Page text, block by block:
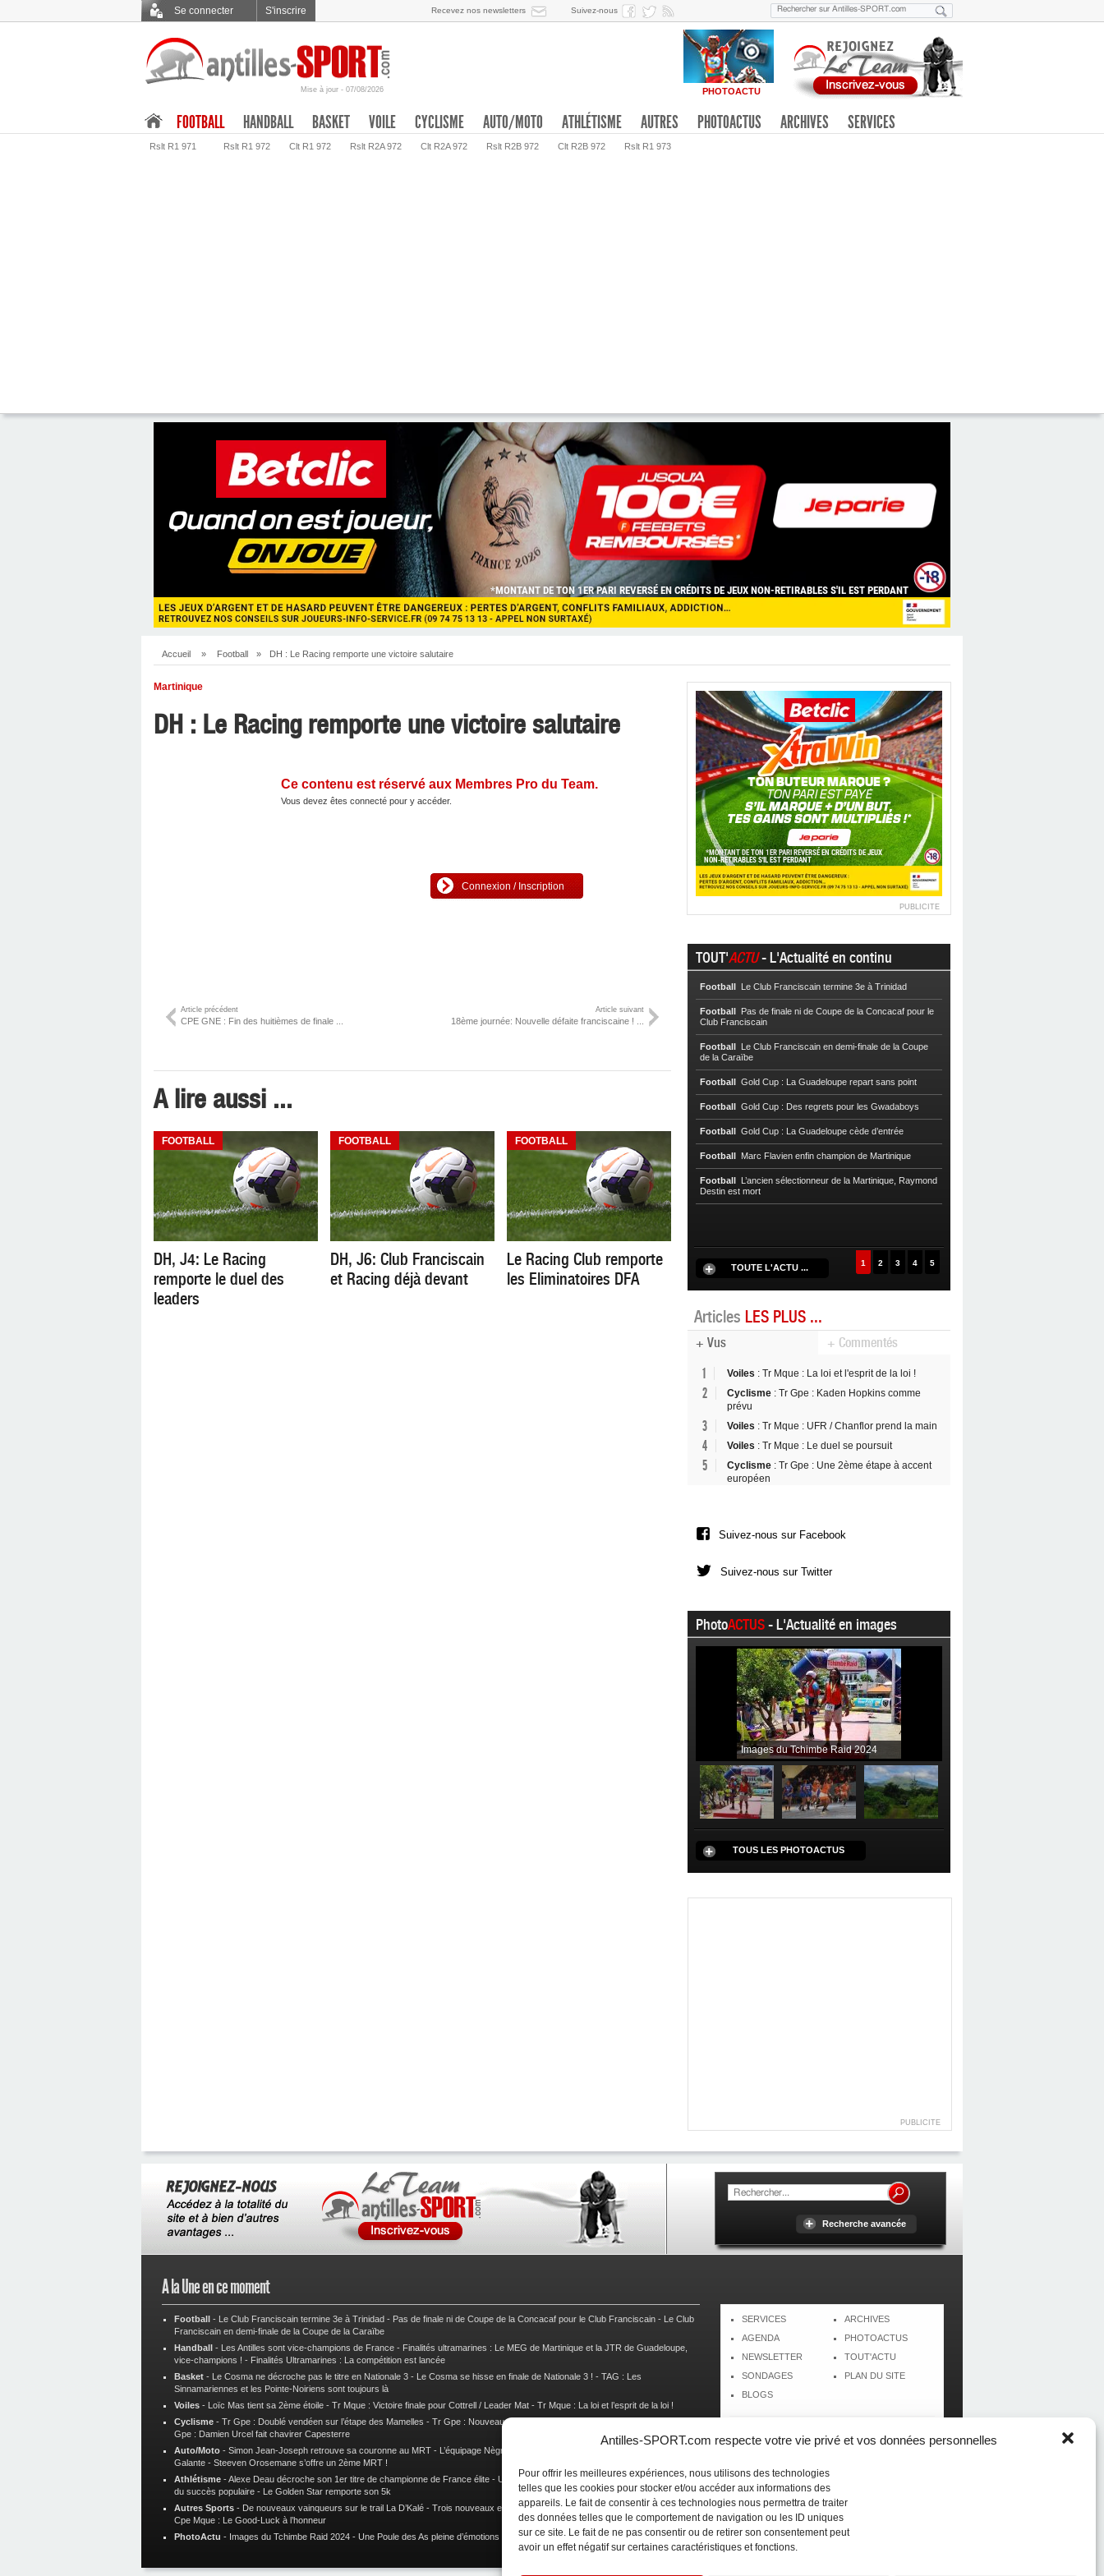
Antilles-SPORT.com respecte votre vie privé et vos données personnelles
Pour offrir les meilleures expériences, nous utilisons des technologies
telles que les cookies pour stocker et/ou accéder aux informations des
appareils. Le fait de consentir à ces technologies nous permettra de traiter
des données telles que le comportement de navigation ou les ID uniques
sur ce site. Le fait de ne pas consentir ou de retirer son consentement peut
avoir un effet négatif sur certaines caractéristiques et fonctions.
Se connecter S'inscrire Recevez nos newsletters Suivez-nous
Mise à jour - 07/08/2026 PHOTOACTU
FOOTBALL
Rslt R1 971 Rslt R1 972 Clt R1 972 Rslt R2A 972 Clt R2A 972 Rslt R2B 972 Clt R2B 972 Rslt R1 973
HANDBALL BASKET VOILE CYCLISME AUTO/MOTO ATHLÉTISME AUTRES PHOTOACTUS ARCHIVES SERVICES
Accueil » Football » DH : Le Racing remporte une victoire salutaire
Martinique
DH : Le Racing remporte une victoire salutaire
Ce contenu est réservé aux Membres Pro du Team.
Vous devez êtes connecté pour y accéder.
Connexion / Inscription
Article précédent
CPE GNE : Fin des huitièmes de finale ...
Article suivant
18ème journée: Nouvelle défaite franciscaine ! ...
A lire aussi ...
FOOTBALL
DH, J4: Le Racing
remporte le duel des
leaders
FOOTBALL
DH, J6: Club Franciscain
et Racing déjà devant
FOOTBALL
Le Racing Club remporte
les Eliminatoires DFA
PUBLICITE
TOUT'ACTU- L'Actualité en continu
Football Le Club Franciscain termine 3e à Trinidad
Football Pas de finale ni de Coupe de la Concacaf pour le
Club Franciscain
Football Le Club Franciscain en demi-finale de la Coupe
de la Caraïbe
Football Gold Cup : La Guadeloupe repart sans point
Football Gold Cup : Des regrets pour les Gwadaboys
Football Gold Cup : La Guadeloupe cède d’entrée
Football Marc Flavien enfin champion de Martinique
Football L’ancien sélectionneur de la Martinique, Raymond
Destin est mort
TOUTE L'ACTU ... 1 2 3 4 5
Articles LES PLUS ...
+ Vus + Commentés
1 Voiles : Tr Mque : La loi et l'esprit de la loi !
2 Cyclisme : Tr Gpe : Kaden Hopkins comme
prévu
3 Voiles : Tr Mque : UFR / Chanflor prend la main
4 Voiles : Tr Mque : Le duel se poursuit
5 Cyclisme : Tr Gpe : Une 2ème étape à accent
européen
Suivez-nous sur Facebook
Suivez-nous sur Twitter
PhotoACTUS- L'Actualité en images
Images du Tchimbe Raid 2024
TOUS LES PHOTOACTUS
PUBLICITE
Recherche avancée
A la Une en ce moment
Football - Le Club Franciscain termine 3e à Trinidad - Pas de finale ni de Coupe de la Concacaf pour le Club Franciscain - Le Club
Franciscain en demi-finale de la Coupe de la Caraïbe
Handball - Les Antilles sont vice-champions de France - Finalités ultramarines : Le MEG de Martinique et la JTR de Guadeloupe,
vice-champions ! - Finalités Ultramarines : La compétition est lancée
Basket - Le Cosma ne décroche pas le titre en Nationale 3 - Le Cosma se hisse en finale de Nationale 3 ! - TAG : Les
Sinnamariennes et les Pointe-Noiriens sont toujours là
Voiles - Loïc Mas tient sa 2ème étoile - Tr Mque : Victoire finale pour Cottrell / Leader Mat - Tr Mque : La loi et l’esprit de la loi !
Cyclisme - Tr Gpe : Doublé vendéen sur l’étape des Mamelles - Tr Gpe : Nouveau changement de leader, Damien Urcel out
Gpe : Damien Urcel fait chavirer Capesterre
Auto/Moto - Simon Jean-Joseph retrouve sa couronne au MRT - L’équipage Nègre – Gérard remporte le 9e rallye du Pays Marie-
Galante - Steeven Orosemane s’offre un 2ème MRT !
Athlétisme -Alexe Deau décroche son 1er titre de championne de France élite - Un semi marathon sous le signe de la chaleur et
du succès populaire - Le Golden Star remporte son 5k
Autres Sports - De nouveaux vainqueurs sur le trail La D’Kalé - Trois nouveaux et un habitué au palmarès du Trail des Trésors-
Cpe Mque : Le Good-Luck à l’honneur
PhotoActu - Images du Tchimbe Raid 2024 - Une Poule des As pleine d’émotions ! Images de la Woulib 113 X-Trem
SERVICES
AGENDA
NEWSLETTER
SONDAGES
BLOGS
ARCHIVES
PHOTOACTUS
TOUT'ACTU
PLAN DU SITE